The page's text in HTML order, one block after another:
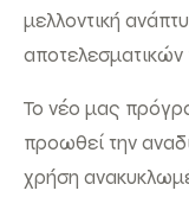
μελλοντική
αποτελεσματικών
Το νέο μας
προωθεί την
χρήση